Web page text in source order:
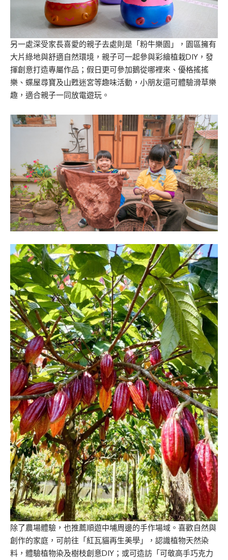
另一處深受家長喜愛的親子去處則是「粉牛樂園」，園區擁有
大片綠地與舒適自然環境，親子可一起參與彩繪植栽DIY，發
揮創意打造專屬作品；假日更可參加鵝從哪裡來、優格搖搖
樂、蝶屋尋寶及山甦迷宮等趣味活動，小朋友還可體驗滑草樂
趣，適合親子一同放電遊玩。
除了農場體驗，也推薦順遊中埔周邊的手作場域。喜歡自然與
創作的家庭，可前往「紅瓦貓再生美學」，認識植物天然染
料，體驗植物染及樹枝創意DIY；或可造訪「可敬高手巧克力